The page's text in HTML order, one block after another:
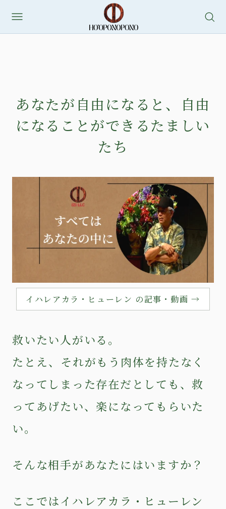
あなたが自由になると、自由
になることができるたましい
たち
イハレアカラ・ヒューレン の記事・動画 →
救いたい人がいる。
たとえ、それがもう肉体を持たなく
なってしまった存在だとしても、救
ってあげたい、楽になってもらいた
い。
そんな相手があなたにはいますか？
ここではイハレアカラ・ヒューレン